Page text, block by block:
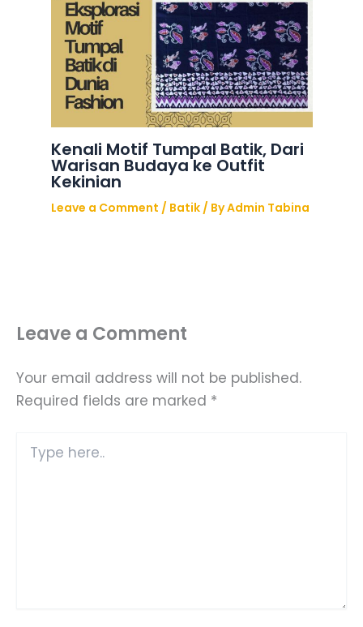
Kenali Motif Tumpal Batik, Dari
Warisan Budaya ke Outfit
Kekinian
Leave a Comment / Batik/ ByAdmin Tabina
Leave a Comment
Your email address will not be published.
Required fields are marked *
here..